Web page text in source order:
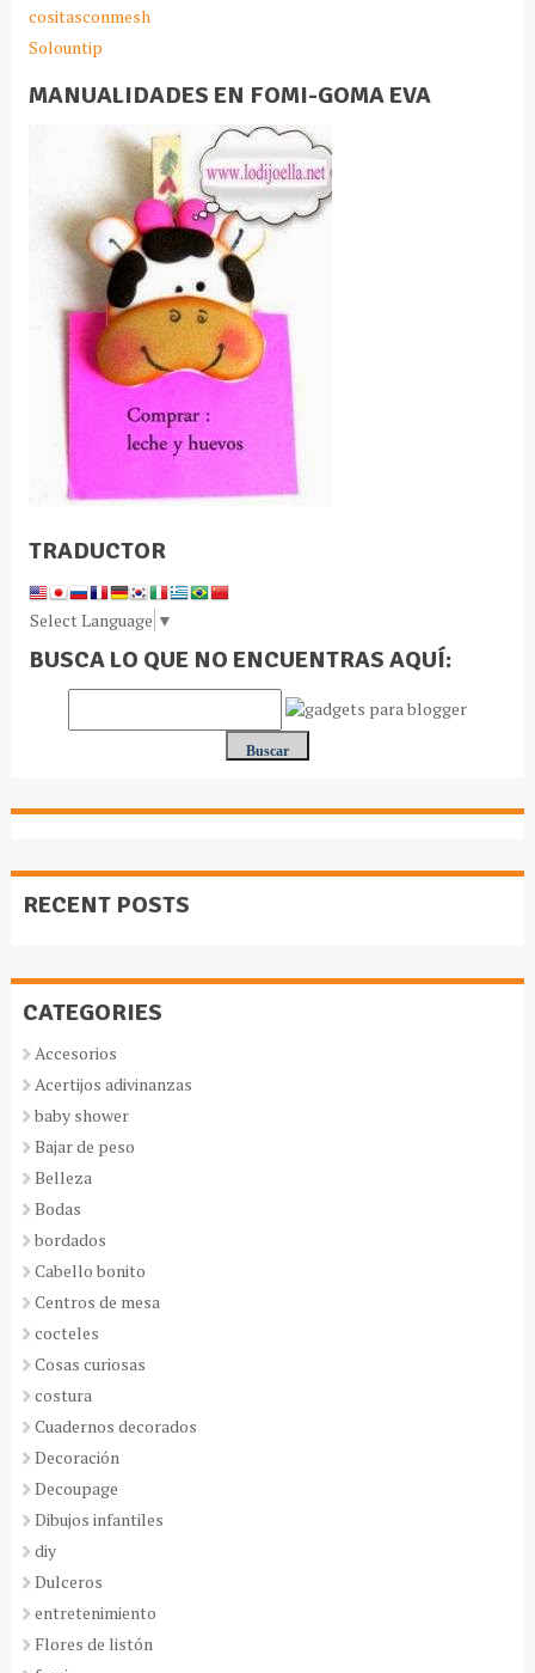
cositasconmesh
Solountip
MANUALIDADES EN FOMI-GOMA EVA
TRADUCTOR
Select Language ▼
BUSCA LO QUE NO ENCUENTRAS AQUÍ:
RECENT POSTS
CATEGORIES
Accesorios
Acertijos adivinanzas
baby shower
Bajar de peso
Belleza
Bodas
bordados
Cabello bonito
Centros de mesa
cocteles
Cosas curiosas
costura
Cuadernos decorados
Decoración
Decoupage
Dibujos infantiles
diy
Dulceros
entretenimiento
Flores de listón